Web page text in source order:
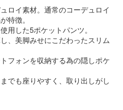
ロイ素材。通常のコーデュロイ
特徴。
用した5ポケットパンツ。
、美脚みせにこだわったスリム
フォンを収納する為の隠しポケ
でも座りやすく、取り出しがし